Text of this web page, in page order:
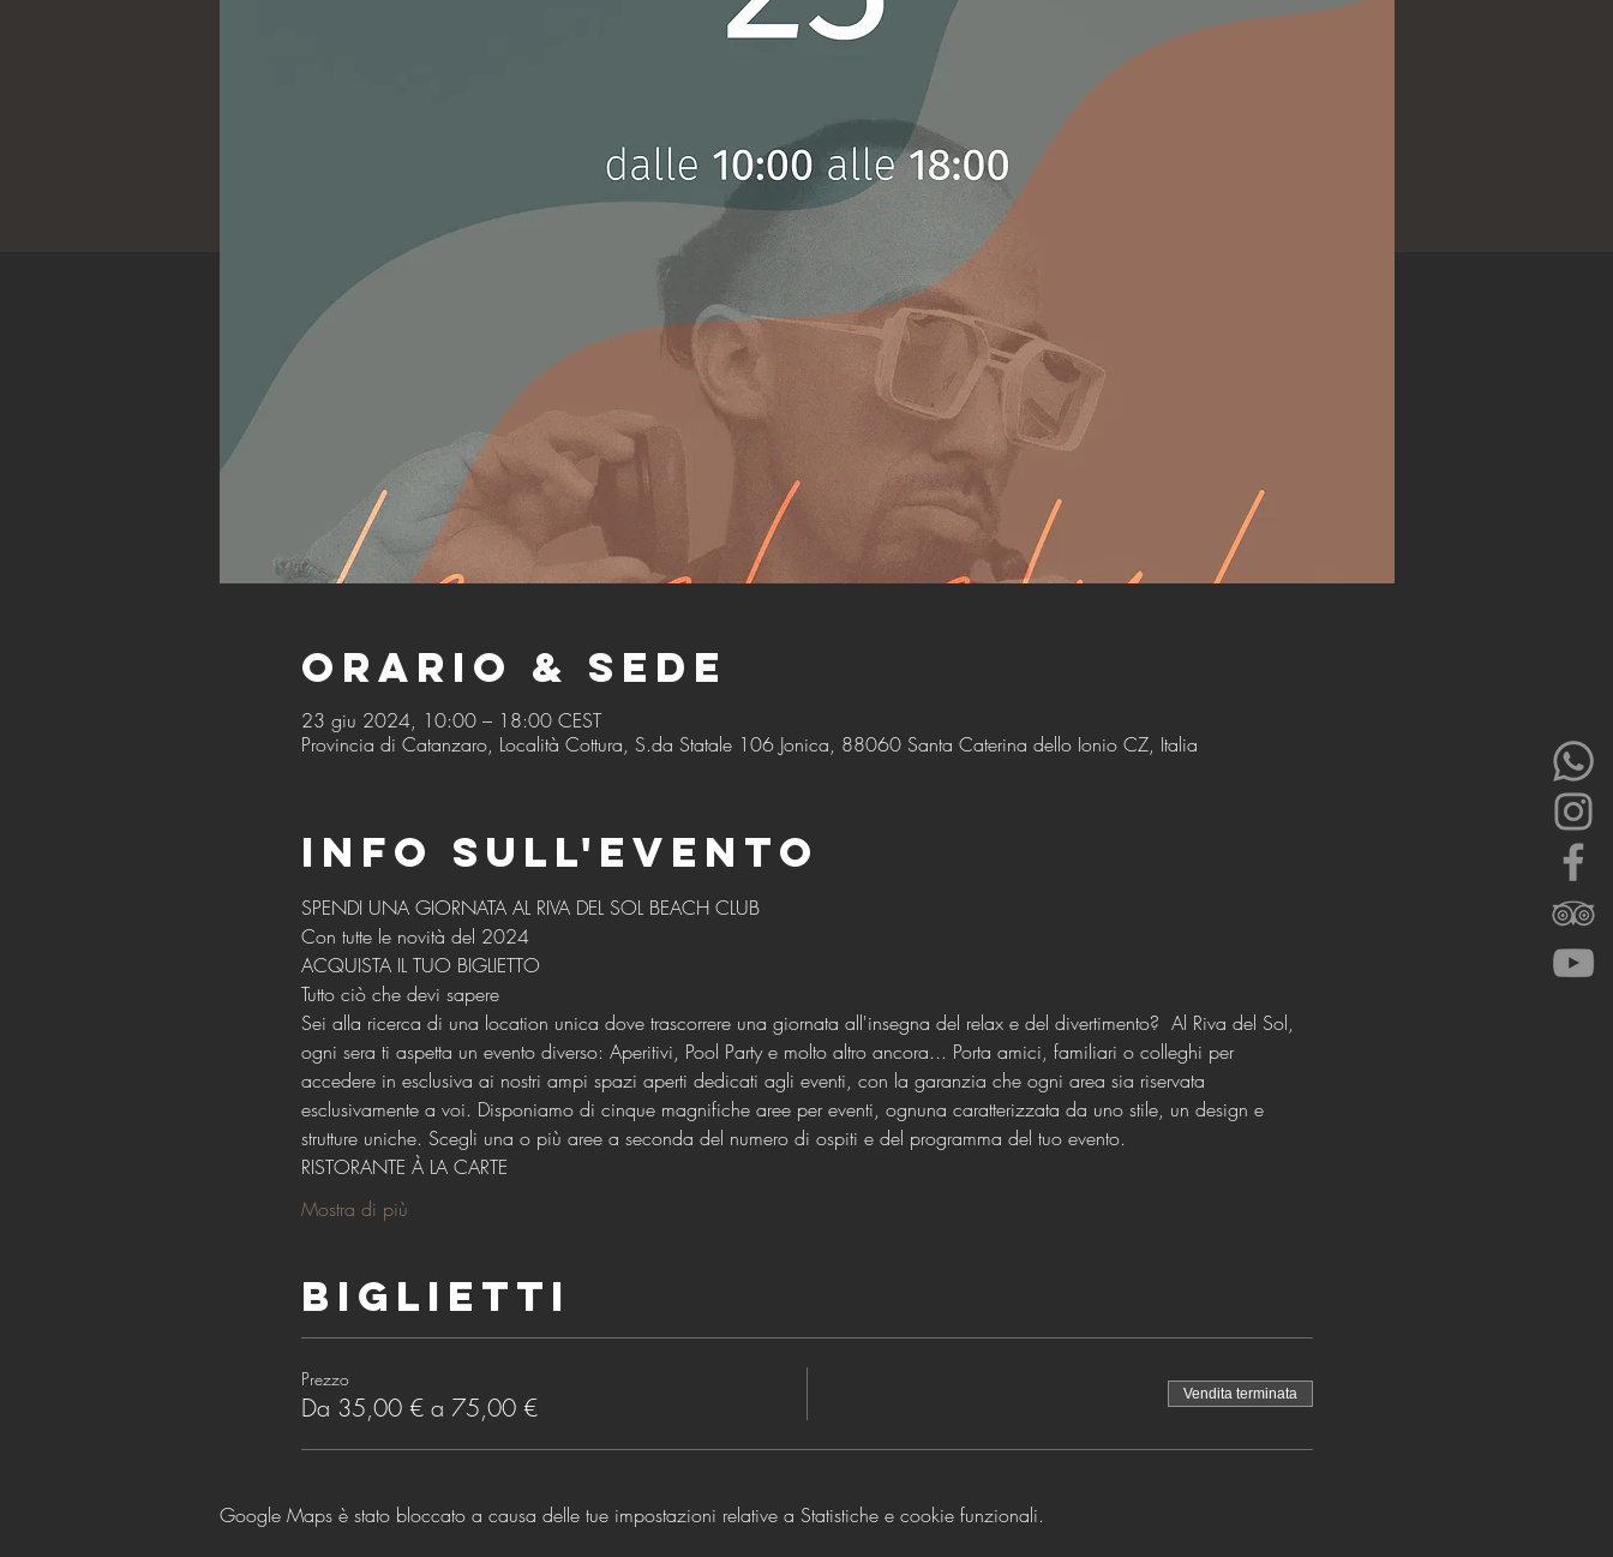
Orario & Sede
23 giu 2024, 10:00 – 18:00 CEST
Provincia di Catanzaro, Località Cottura, S.da Statale 106 Jonica, 88060 Santa Caterina dello Ionio CZ, Italia
Info sull'evento
SPENDI UNA GIORNATA AL RIVA DEL SOL BEACH CLUB
Con tutte le novità del 2024
ACQUISTA IL TUO BIGLIETTO
Tutto ciò che devi sapere
Sei alla ricerca di una location unica dove trascorrere una giornata all'insegna del relax e del divertimento? ​ Al Riva del Sol,
ogni sera ti aspetta un evento diverso: Aperitivi, Pool Party e molto altro ancora... Porta amici, familiari o colleghi per
accedere in esclusiva ai nostri ampi spazi aperti dedicati agli eventi, con la garanzia che ogni area sia riservata
esclusivamente a voi. Disponiamo di cinque magnifiche aree per eventi, ognuna caratterizzata da uno stile, un design e
strutture uniche. Scegli una o più aree a seconda del numero di ospiti e del programma del tuo evento.
RISTORANTE À LA CARTE
Mostra di più
Biglietti
Prezzo
Da 35,00 € a 75,00 € Vendita terminata
Google Maps è stato bloccato a causa delle tue impostazioni relative a Statistiche e cookie funzionali.